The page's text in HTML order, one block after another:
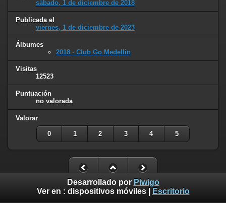
sábado, 1 de diciembre de 2018
Publicada el
viernes, 1 de diciembre de 2023
Álbumes
2018 - Club Go Medellin
Visitas
12523
Puntuación
no valorada
Valorar
0 1 2 3 4 5
Desarrollado por Piwigo
Ver en : dispositivos móviles| Escritorio